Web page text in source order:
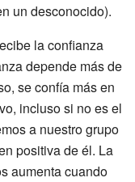
un desconocido).
la confianza
depende más de
se confía más en
incluso si no es el
a nuestro grupo
positiva de él. La
aumenta cuando